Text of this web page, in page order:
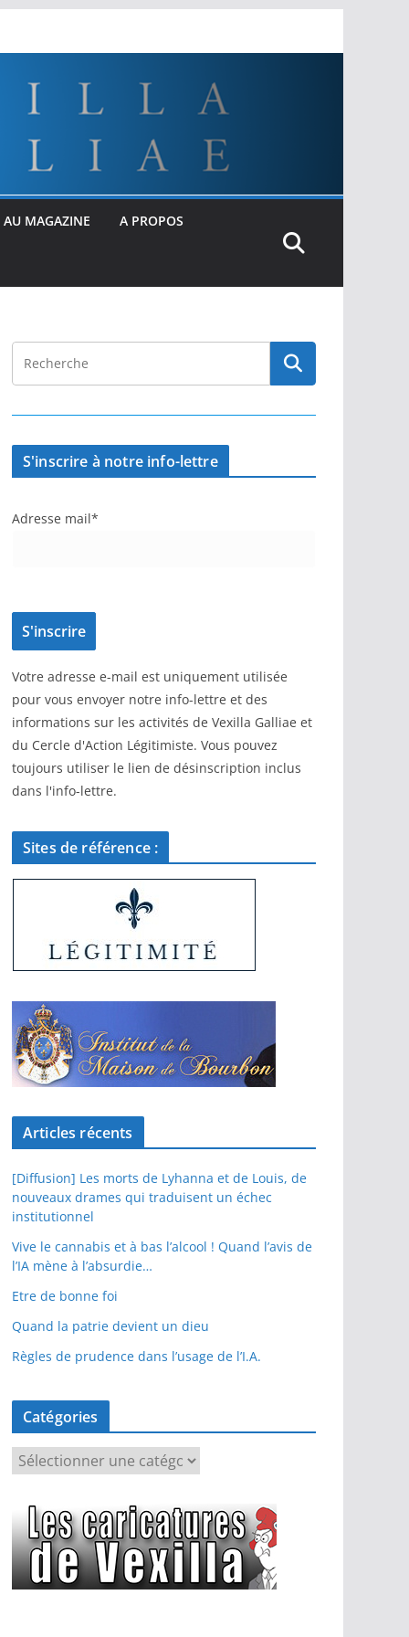
AU MAGAZINE A PROPOS
S'inscrire à notre info-lettre
Adresse mail*
Votre adresse e-mail est uniquement utilisée
pour vous envoyer notre info-lettre et des
informations sur les activités de Vexilla Galliae et
du Cercle d'Action Légitimiste. Vous pouvez
toujours utiliser le lien de désinscription inclus
dans l'info-lettre.
Sites de référence :
Articles récents
[Diffusion] Les morts de Lyhanna et de Louis, de
nouveaux drames qui traduisent un échec
institutionnel
Vive le cannabis et à bas l’alcool ! Quand l’avis de
l’IA mène à l’absurdie…
Etre de bonne foi
Quand la patrie devient un dieu
Règles de prudence dans l’usage de l’I.A.
Catégories
é
g
o
r